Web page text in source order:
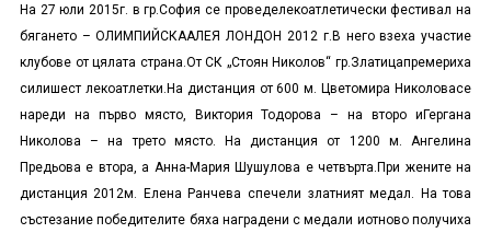
На 27 юли 2015г. в гр.София се проведелекоатлетически фестивал на
бягането – ОЛИМПИЙСКААЛЕЯ ЛОНДОН 2012 г.В него взеха участие
клубове от цялата страна.От СК „Стоян Николов“ гр.Златицапремериха
силишест лекоатлетки.На дистанция от 600 м. Цветомира Николовасе
нареди на първо място, Виктория Тодорова – на второ иГергана
Николова – на трето място. На дистанция от 1200 м. Ангелина
Предьова е втора, а Анна-Мария Шушулова е четвърта.При жените на
дистанция 2012м. Елена Ранчева спечели златният медал. На това
състезание победителите бяха наградени с медали иотново получиха